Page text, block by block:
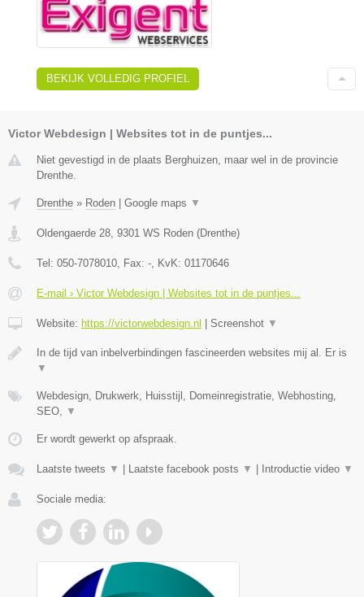
BEKIJK VOLLEDIG PROFIEL
Victor Webdesign | Websites tot in de puntjes...
Niet gevestigd in de plaats Berghuizen, maar wel in de provincie
Drenthe.
Drenthe » Roden Google maps ▼
Oldengaerde 28, 9301 WS Roden (Drenthe)
Tel: 050-7078010, Fax: -, KvK: 01170646
E-mail › Victor Webdesign | Websites tot in de puntjes...
Website: https://victorwebdesign.nl Screenshot ▼
In de tijd van inbelverbindingen fascineerden websites mij al. Er is
▼
Webdesign, Drukwerk, Huisstijl, Domeinregistratie, Webhosting,
SEO, ▼
Er wordt gewerkt op afspraak.
Laatste tweets ▼ Laatste facebook posts ▼ Introductie video ▼
Sociale media: